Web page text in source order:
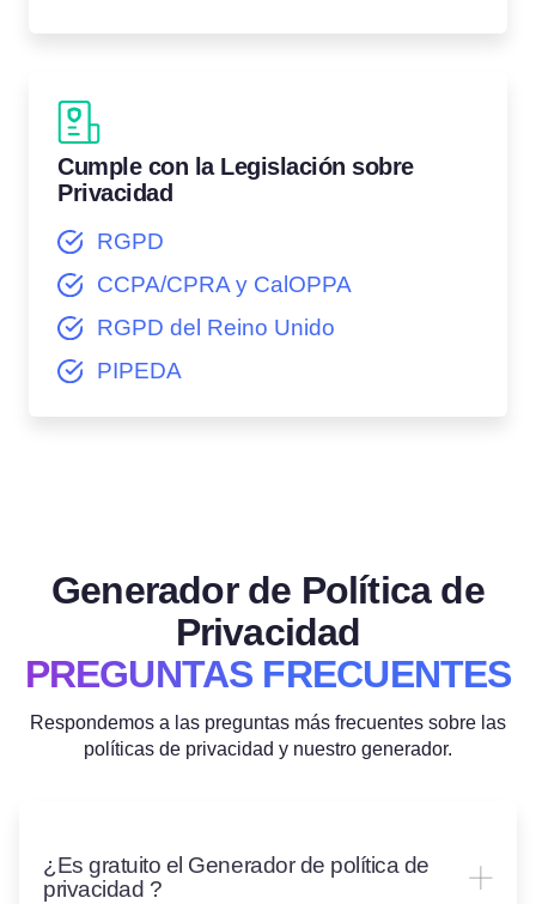
Cumple con la Legislación sobre
Privacidad
RGPD
CCPA/CPRA y CalOPPA
RGPD del Reino Unido
PIPEDA
Generador de Política de
Privacidad
PREGUNTAS FRECUENTES
Respondemos a las preguntas más frecuentes sobre las
políticas de privacidad y nuestro generador.
¿Es gratuito el Generador de política de
privacidad ?